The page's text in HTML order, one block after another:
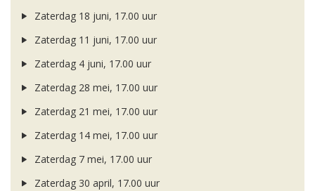
Zaterdag 18 juni, 17.00 uur
Zaterdag 11 juni, 17.00 uur
Zaterdag 4 juni, 17.00 uur
Zaterdag 28 mei, 17.00 uur
Zaterdag 21 mei, 17.00 uur
Zaterdag 14 mei, 17.00 uur
Zaterdag 7 mei, 17.00 uur
Zaterdag 30 april, 17.00 uur